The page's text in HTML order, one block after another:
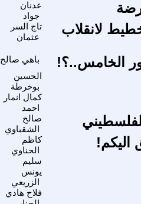
عدنان
جواد
تاج السر
عثمان
لانقلاب
باهي صالح الخامس..؟!
الحسين
بوخرطة
كمال انمار
احمد
صالح
الشقباوي
كاظم
الحناوي
اليكم!
سليم
يونس
الزريعي
فلاح هادي